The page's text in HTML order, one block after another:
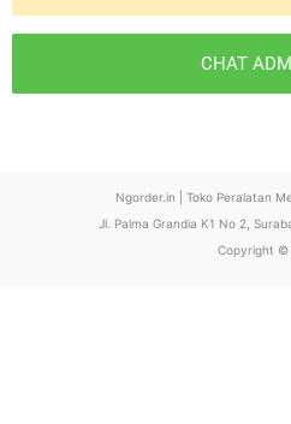
CHAT
Ngorder.in | Toko Peralatan
Jl. Palma Grandia K1 No 2,
Copyright ©